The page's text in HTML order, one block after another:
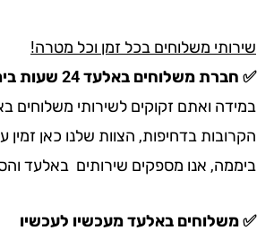
משלוחים בכל זמן וכל מטרה!
משלוחים באלעד 24 שעות ביממה
ואתם זקוקים לשירותי משלוחים
אנו מספקים שירותים באלעד
משלוחים באלעד מעכשיו לעכשיו